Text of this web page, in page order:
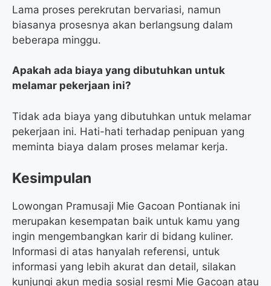
Lama proses perekrutan bervariasi, namun
biasanya prosesnya akan berlangsung dalam
beberapa minggu.
Apakah ada biaya yang dibutuhkan untuk
melamar pekerjaan ini?
Tidak ada biaya yang dibutuhkan untuk melamar
pekerjaan ini. Hati-hati terhadap penipuan yang
meminta biaya dalam proses melamar kerja.
Kesimpulan
Lowongan Pramusaji Mie Gacoan Pontianak ini
merupakan kesempatan baik untuk kamu yang
ingin mengembangkan karir di bidang kuliner.
Informasi di atas hanyalah referensi, untuk
informasi yang lebih akurat dan detail, silakan
kunjungi akun media sosial resmi Mie Gacoan atau